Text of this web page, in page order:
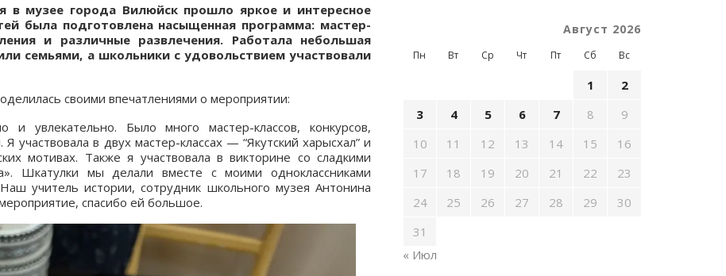
в музее города Вилюйск прошло яркое и интересное
была подготовлена насыщенная программа: мастер-
и различные развлечения. Работала небольшая
семьями, а школьники с удовольствием участвовали
своими впечатлениями о мероприятии:
увлекательно. Было много мастер-классов, конкурсов,
участвовала в двух мастер-классах — “Якутский харысхал” и
мотивах. Также я участвовала в викторине со сладкими
Шкатулки мы делали вместе с моими одноклассниками
учитель истории, сотрудник школьного музея Антонина
спасибо ей большое.
Август 2026
Пн Вт Ср Чт Пт Сб Вс
1
2
3
4 5 6 7 8
9
10
11 12 13 14 15
16
17
18 19 20 21 22
23
24
25 26 27 28 29
30
31
« Июл